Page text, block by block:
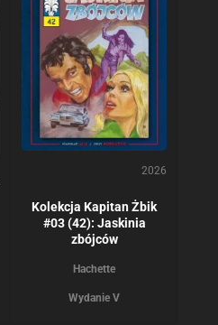
2026
Kolekcja Kapitan Żbik
#03 (42): Jaskinia
zbójców
Hachette
Wydanie V